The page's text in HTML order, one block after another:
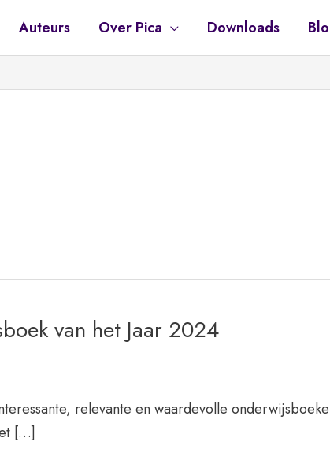
Auteurs Over Pica Downloads
van het Jaar 2024
relevante en waardevolle
[…]